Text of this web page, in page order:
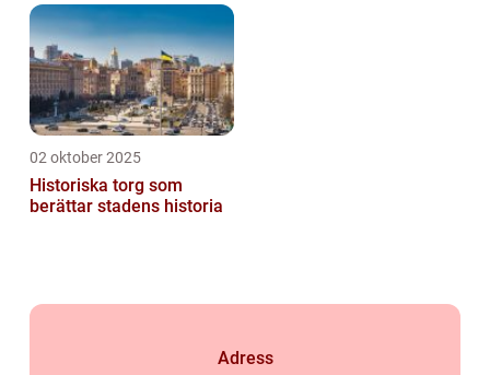
02 oktober 2025
Historiska torg som
berättar stadens historia
Adress